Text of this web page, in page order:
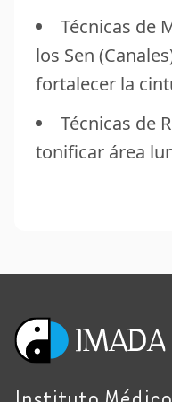
Técnicas de
los Sen
fortalecer la
Técnicas de
tonificar área